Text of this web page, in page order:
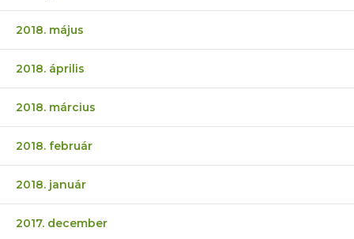
2018. május
2018. április
2018. március
2018. február
2018. január
2017. december